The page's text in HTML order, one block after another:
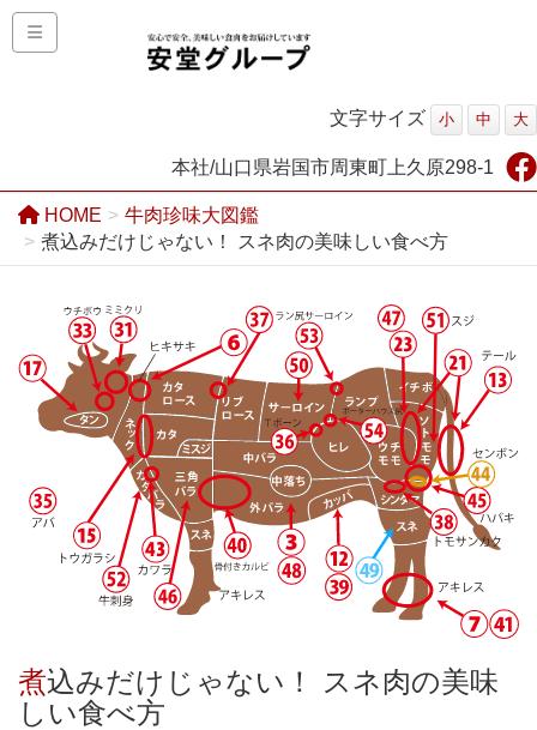
文字サイズ 小 中 大
本社/山口県岩国市周東町上久原298-1
HOME
牛肉珍味大図鑑
煮込みだけじゃない！ スネ肉の美味しい食べ方
煮込みだけじゃない！ スネ肉の美味
しい食べ方